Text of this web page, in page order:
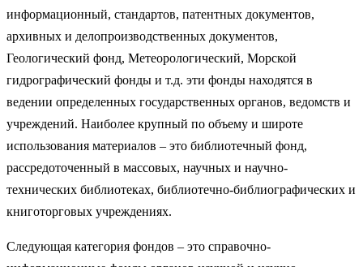
информационный, стандартов, патентных документов,
архивных и делопроизводственных документов,
Геологический фонд, Метеорологический, Морской
гидрографический фонды и т.д. эти фонды находятся в
ведении определенных государственных органов, ведомств и
учреждений. Наиболее крупный по объему и широте
использования материалов – это библиотечный фонд,
рассредоточенный в массовых, научных и научно-
технических библиотеках, библиотечно-библиографических и
книготорговых учреждениях.
Следующая категория фондов – это справочно-